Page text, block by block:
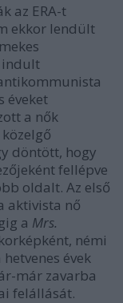
az ERA-t
ekkor lendült
indult
éveket
a nők
döntött, hogy
fellépve
oldalt. Az első
aktivista nő
a Mrs.
némi
évek
már zavarba
felállását.